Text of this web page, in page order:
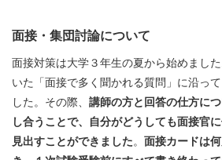
面接・集団討論について
面接対策は大学３年生の夏から始めまし
いた「面接で多く聞かれる質問」に沿っ
した。その際、 講師の方と回答の仕方に
し合うことで、自分がどうしても面接官
見出すことができました。 面接カードは